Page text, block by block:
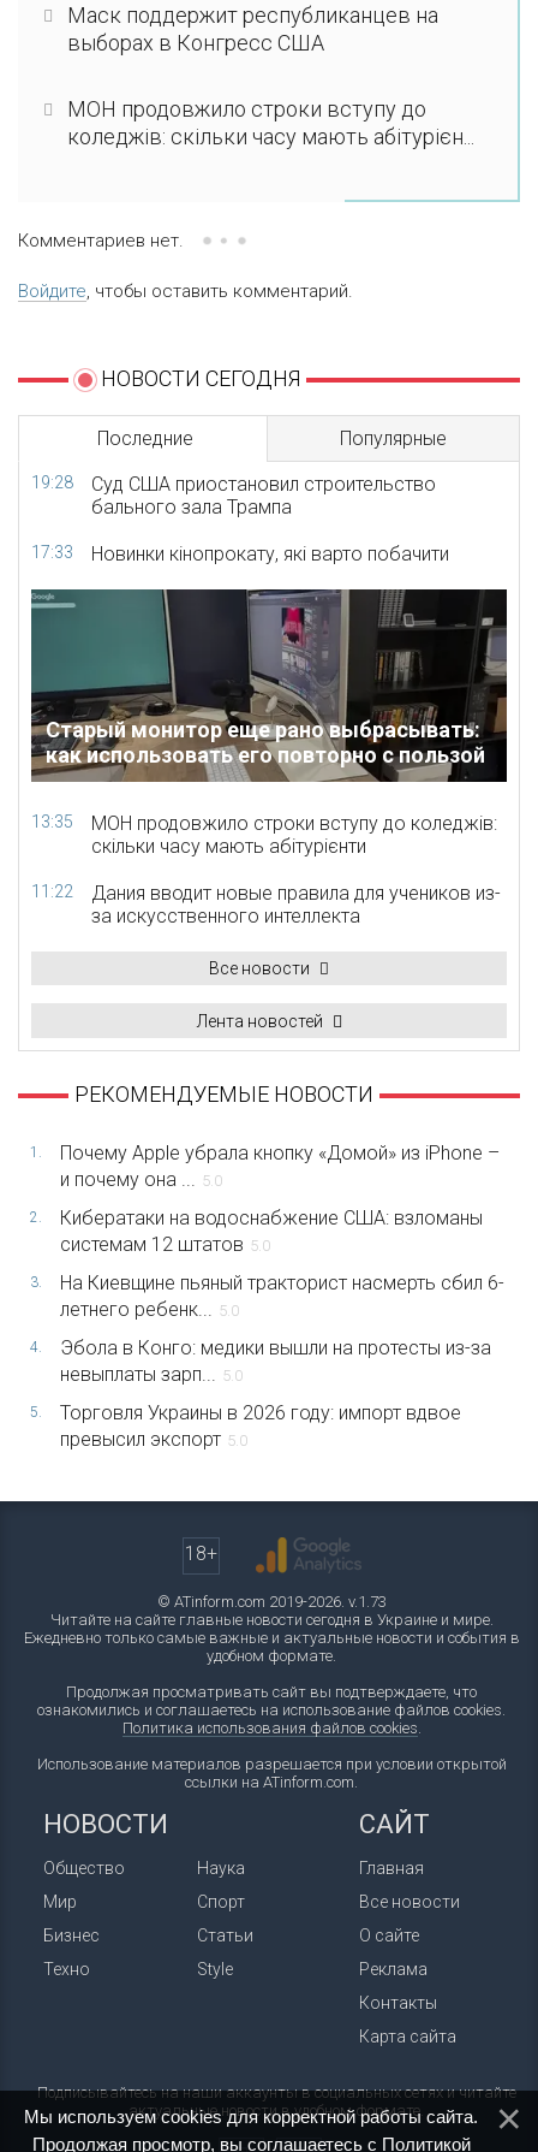
Маск поддержит республиканцев на
выборах в Конгресс США
МОН продовжило строки вступу до
коледжів: скільки часу мають абітурієн...
Комментариев нет.
Войдите, чтобы оставить комментарий.
НОВОСТИ СЕГОДНЯ
Последние Популярные
19:28
Суд США приостановил строительство
бального зала Трампа
17:33 Новинки кінопрокату, які варто побачити
Старый монитор еще рано выбрасывать:
как использовать его повторно с пользой
13:35
МОН продовжило строки вступу до коледжів:
скільки часу мають абітурієнти
11:22
Дания вводит новые правила для учеников из-
за искусственного интеллекта
Все новости
Лента новостей
РЕКОМЕНДУЕМЫЕ НОВОСТИ
1.
Почему Apple убрала кнопку «Домой» из iPhone –
и почему она ...
5.0
2.
Кибератаки на водоснабжение США: взломаны
системам 12 штатов 5.0
3.
На Киевщине пьяный тракторист насмерть сбил 6-
летнего ребенк...
5.0
4.
Эбола в Конго: медики вышли на протесты из-за
невыплаты зарп...
5.0
5.
Торговля Украины в 2026 году: импорт вдвое
превысил экспорт 5.0
18+
© ATinform.com 2019-2026. v.1.73
Читайте на сайте главные новости сегодня в Украине и мире.
Ежедневно только самые важные и актуальные новости и события в
удобном формате.
Продолжая просматривать сайт вы подтверждаете, что
ознакомились и соглашаетесь на использование файлов cookies.
Политика использования файлов cookies
Использование материалов разрешается при условии открытой
ссылки на ATinform.com.
НОВОСТИ
Общество
Мир
Бизнес
Техно
Наука
Спорт
Статьи
Style
САЙТ
Главная
Все новости
О сайте
Реклама
Контакты
Карта сайта
Подписывайтесь на наши аккаунты в социальных сетях и читайте
актуальные новости в удобном формате.
Мы используем cookies для корректной работы сайта.
Продолжая просмотр, вы соглашаетесь с Политикой